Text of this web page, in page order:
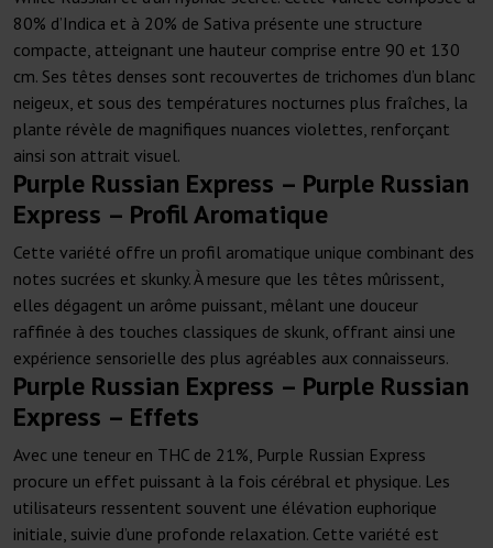
80% d’Indica et à 20% de Sativa présente une structure
compacte, atteignant une hauteur comprise entre 90 et 130
cm. Ses têtes denses sont recouvertes de trichomes d’un blanc
neigeux, et sous des températures nocturnes plus fraîches, la
plante révèle de magnifiques nuances violettes, renforçant
ainsi son attrait visuel.
Purple Russian Express – Purple Russian
Express – Profil Aromatique
Cette variété offre un profil aromatique unique combinant des
notes sucrées et skunky. À mesure que les têtes mûrissent,
elles dégagent un arôme puissant, mêlant une douceur
raffinée à des touches classiques de skunk, offrant ainsi une
expérience sensorielle des plus agréables aux connaisseurs.
Purple Russian Express – Purple Russian
Express – Effets
Avec une teneur en THC de 21%, Purple Russian Express
procure un effet puissant à la fois cérébral et physique. Les
utilisateurs ressentent souvent une élévation euphorique
initiale, suivie d’une profonde relaxation. Cette variété est